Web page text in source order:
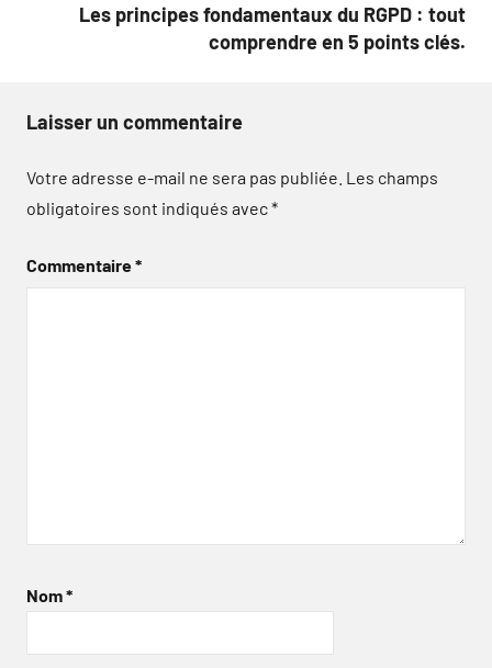
Les principes fondamentaux du RGPD : tout
comprendre en 5 points clés.
Laisser un commentaire
Votre adresse e-mail ne sera pas publiée. Les champs
obligatoires sont indiqués avec*
Commentaire*
Nom*